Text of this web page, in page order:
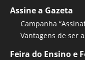
Assine a Gazeta
Campanha
Vantagens de ser
Feira do Ensino e